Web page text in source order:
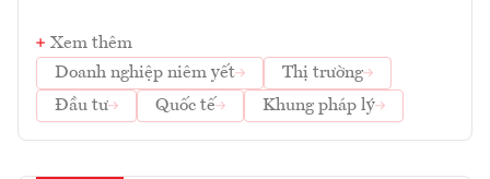
Xem thêm
Doanh nghiệp niêm yết
Thị trường
Đầu tư
Quốc tế Khung pháp lý